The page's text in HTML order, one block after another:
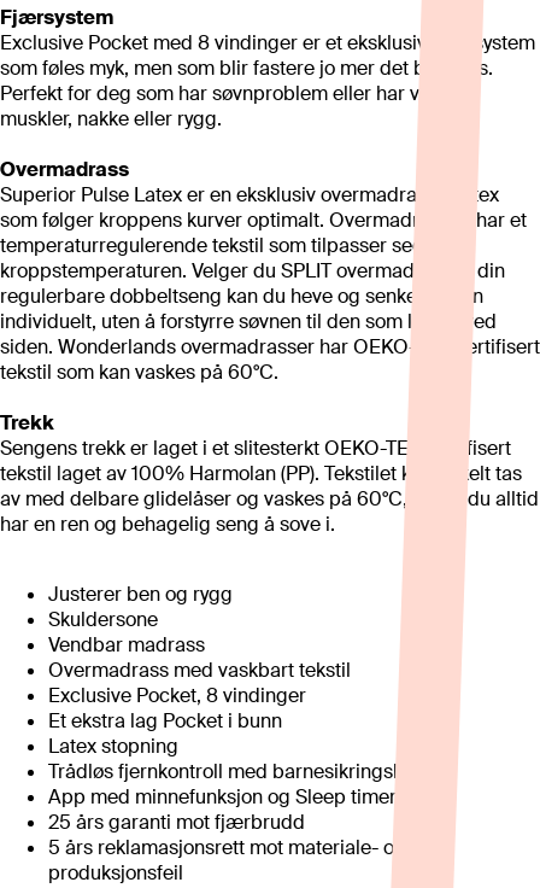
Fjærsystem
Exclusive Pocket med 8 vindinger er et eksklusivt fjærsystem
som føles myk, men som blir fastere jo mer det belastes.
Perfekt for deg som har søvnproblem eller har vondt i
muskler, nakke eller rygg.
Overmadrass
Superior Pulse Latex er en eksklusiv overmadrass i Latex
som følger kroppens kurver optimalt. Overmadrassen har et
temperaturregulerende tekstil som tilpasser seg
kroppstemperaturen. Velger du SPLIT overmadrass til din
regulerbare dobbeltseng kan du heve og senke ryggen
individuelt, uten å forstyrre søvnen til den som ligger ved
siden. Wonderlands overmadrasser har OEKO-TEX-sertifisert
tekstil som kan vaskes på 60°C.
Trekk
Sengens trekk er laget i et slitesterkt OEKO-TEX-sertifisert
tekstil laget av 100% Harmolan (PP). Tekstilet kan enkelt tas
av med delbare glidelåser og vaskes på 60°C, slik at du alltid
har en ren og behagelig seng å sove i.
Justerer ben og rygg
Skuldersone
Vendbar madrass
Overmadrass med vaskbart tekstil
Exclusive Pocket, 8 vindinger
Et ekstra lag Pocket i bunn
Latex stopning
Trådløs fjernkontroll med barnesikringslås
App med minnefunksjon og Sleep timer
25 års garanti mot fjærbrudd
5 års reklamasjonsrett mot materiale- og
produksjonsfeil